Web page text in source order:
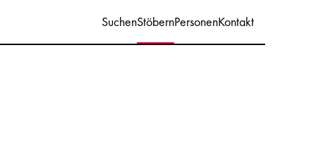
SuchenStöbernPersonenKontakt